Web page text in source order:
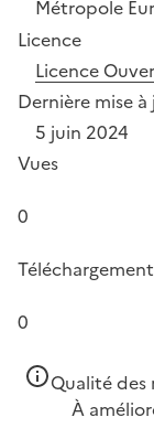
Métropole
Licence
Licence
Dernière mise à
5 juin 2024
Vues
0
0
Qualité des
À